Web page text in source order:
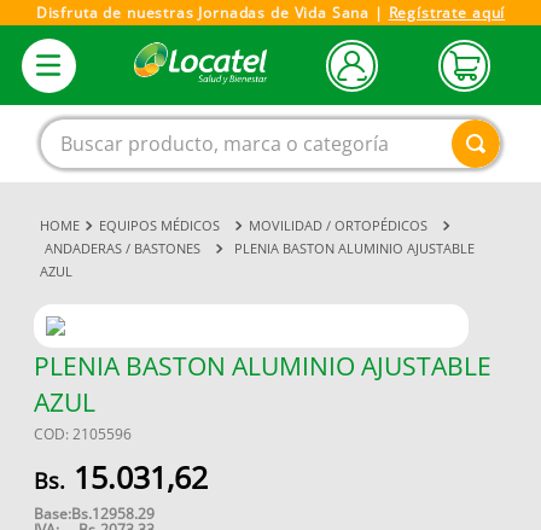
Disfruta de nuestras Jornadas de Vida Sana | Regístrate aquí
Buscar producto, marca o categoría
EQUIPOS MÉDICOS
MOVILIDAD / ORTOPÉDICOS
ANDADERAS / BASTONES
PLENIA BASTON ALUMINIO AJUSTABLE
AZUL
PLENIA BASTON ALUMINIO AJUSTABLE
AZUL
COD: 2105596
15.031,62
Base:Bs.12958.29
1.
magnesio
2.
3 .
4.
vitamina c
5.
vitamina
6.
linezolid
7.
champu